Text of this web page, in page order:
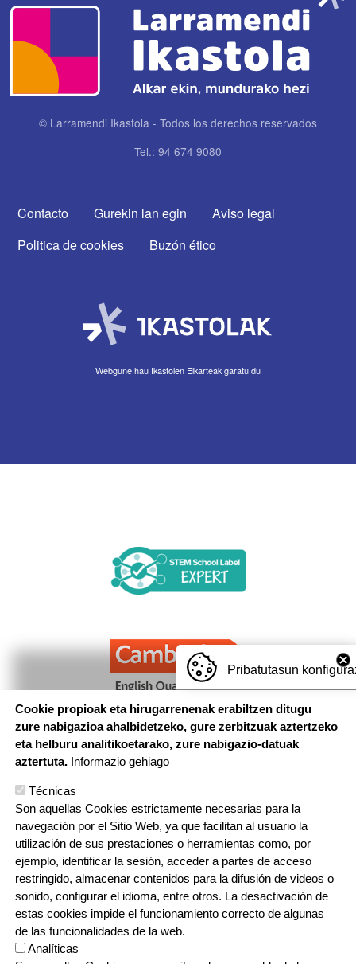
© Larramendi Ikastola - Todos los derechos reservados
Tel.: 94 674 9080
Contacto Gurekin lan egin
Aviso legal
Politica de cookies
Buzón ético
Webgune hau Ikastolen Elkarteak garatu du
Imagen
Pribatutasun
Cookie propioak eta hirugarrenenak erabiltzen ditugu
zure nabigazioa ahalbidetzeko, gure zerbitzuak aztertzeko
eta helburu analitikoetarako, zure nabigazio-datuak
aztertuta. Informazio gehiago
Técnicas
Son aquellas Cookies estrictamente necesarias para la
navegación por el Sitio Web, ya que facilitan al usuario la
utilización de sus prestaciones o herramientas como, por
ejemplo, identificar la sesión, acceder a partes de acceso
restringido, almacenar contenidos para la difusión de videos o
sonido, configurar el idioma, entre otros. La desactivación de
estas cookies impide el funcionamiento correcto de algunas
de las funcionalidades de la web.
Analíticas